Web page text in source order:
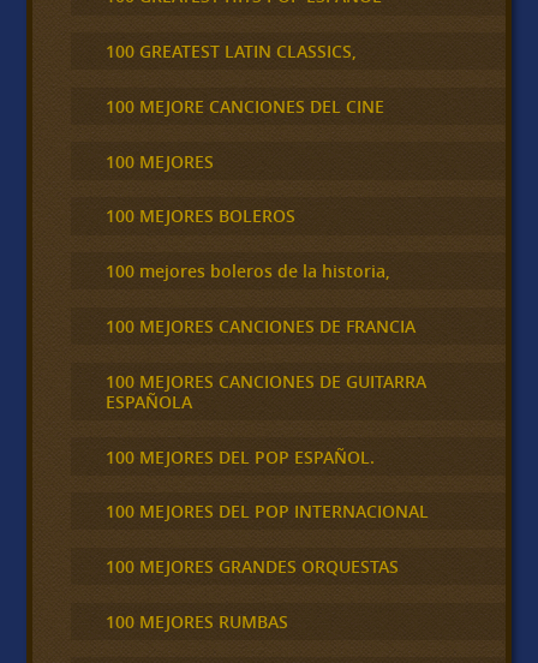
100 GREATEST LATIN CLASSICS,
100 MEJORE CANCIONES DEL CINE
100 MEJORES
100 MEJORES BOLEROS
100 mejores boleros de la historia,
100 MEJORES CANCIONES DE FRANCIA
100 MEJORES CANCIONES DE GUITARRA
ESPAÑOLA
100 MEJORES DEL POP ESPAÑOL.
100 MEJORES DEL POP INTERNACIONAL
100 MEJORES GRANDES ORQUESTAS
100 MEJORES RUMBAS